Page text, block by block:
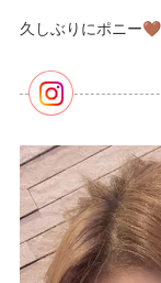
久しぶりにポニー